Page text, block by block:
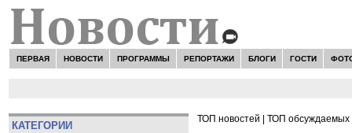
ПЕРВАЯ НОВОСТИ ПРОГРАММЫ РЕПОРТАЖИ БЛОГИ ГОСТИ
КАТЕГОРИИ
ТОП новостей ТОП обсуждаемых